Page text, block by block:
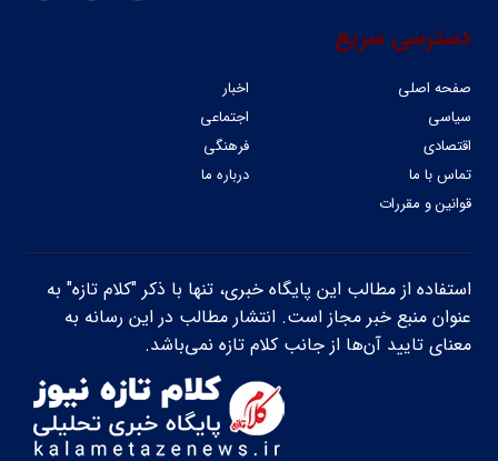
دسترسی سریع
صفحه اصلی
اخبار
سیاسی
اجتماعی
اقتصادی
فرهنگی
تماس با ما
درباره ما
قوانین و مقررات
استفاده از مطالب این پایگاه خبری، تنها با ذکر "کلام تازه" به
عنوان منبع خبر مجاز است. انتشار مطالب در این رسانه به
معنای تایید آن‌ها از جانب کلام تازه نمی‌باشد.